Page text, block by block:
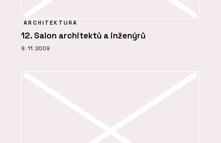
ARCHITEKTURA
12. Salon architektů a inženýrů
9. 11. 2009